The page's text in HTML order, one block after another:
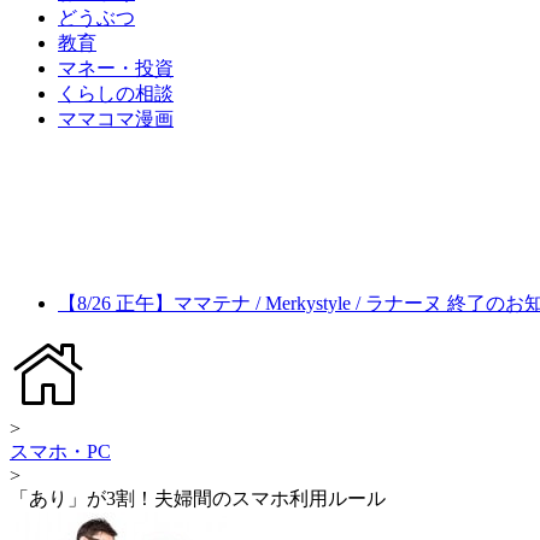
どうぶつ
教育
マネー・投資
くらしの相談
ママコマ漫画
【8/26 正午】ママテナ / Merkystyle / ラナーヌ 終了のお
>
スマホ・PC
>
「あり」が3割！夫婦間のスマホ利用ルール